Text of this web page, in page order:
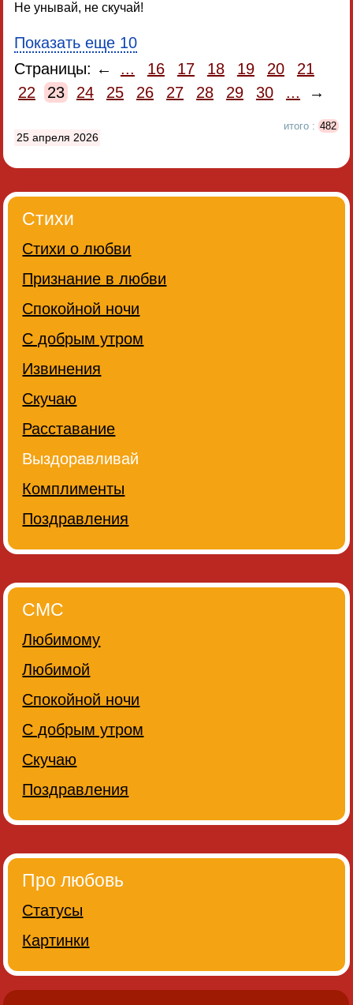
Не унывай, не скучай!
Показать еще 10
Страницы: ←
... 16 17 18 19 20
21
22
23 24 25 26 27 28 29 30 ... →
итого : 482
25 апреля 2026
Стихи
Стихи о любви
Признание в любви
Спокойной ночи
С добрым утром
Извинения
Скучаю
Расставание
Выздоравливай
Комплименты
Поздравления
СМС
Любимому
Любимой
Спокойной ночи
С добрым утром
Скучаю
Поздравления
Про любовь
Статусы
Картинки